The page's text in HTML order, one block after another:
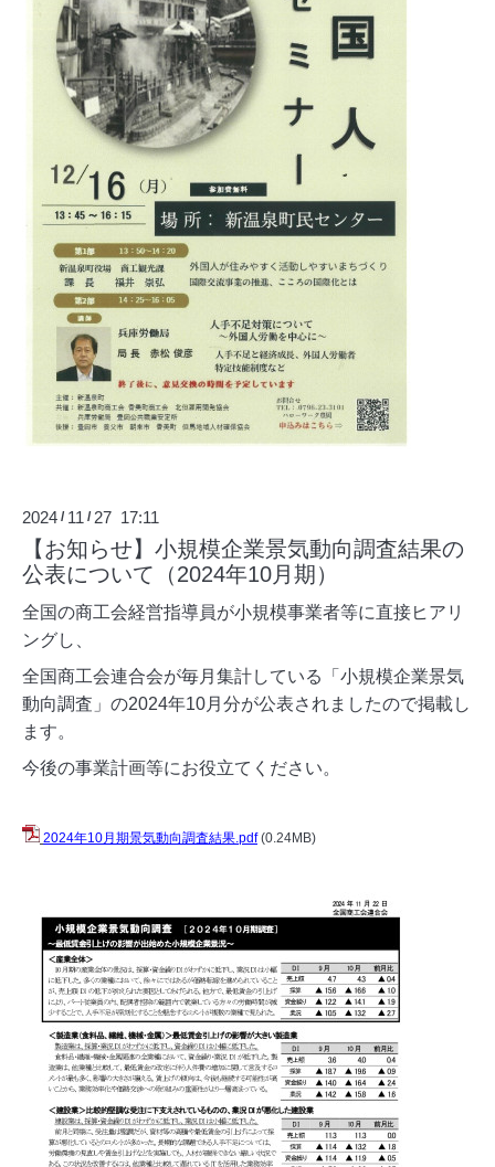
2024 / 11 / 27 17:11
【お知らせ】小規模企業景気動向調査結果の
公表について（2024年10月期）
全国の商工会経営指導員が小規模事業者等に直接ヒアリ
ングし、
全国商工会連合会が毎月集計している「小規模企業景気
動向調査」の2024年10月分が公表されましたので掲載し
ます。
今後の事業計画等にお役立てください。
2024年10月期景気動向調査結果.pdf (0.24MB)